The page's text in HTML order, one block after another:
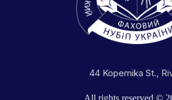
44 Kopernika St.,
All rights reserved ©